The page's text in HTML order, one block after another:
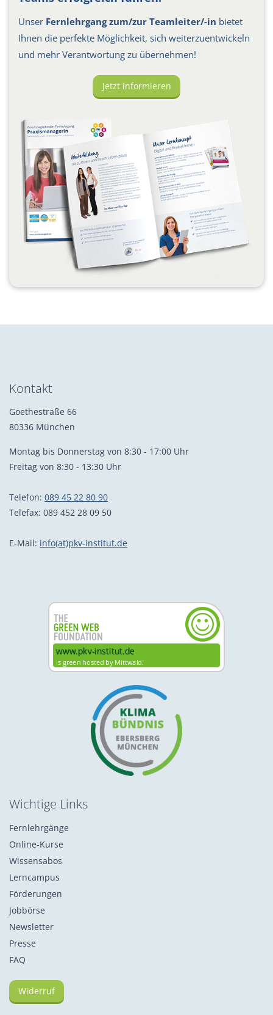
Unser Fernlehrgang zum/zur Teamleiter/-in bietet
Ihnen die perfekte Möglichkeit, sich weiterzuentwickeln
und mehr Verantwortung zu übernehmen!
Jetzt informieren
Kontakt
Goethestraße 66
80336 München
Montag bis Donnerstag von 8:30 - 17:00 Uhr
Freitag von 8:30 - 13:30 Uhr
Telefon: 089 45 22 80 90
Telefax: 089 452 28 09 50
E-Mail: info(at)pkv-institut.de
Wichtige Links
Fernlehrgänge
Online-Kurse
Wissensabos
Lerncampus
Förderungen
Jobbörse
Newsletter
Presse
FAQ
Widerruf